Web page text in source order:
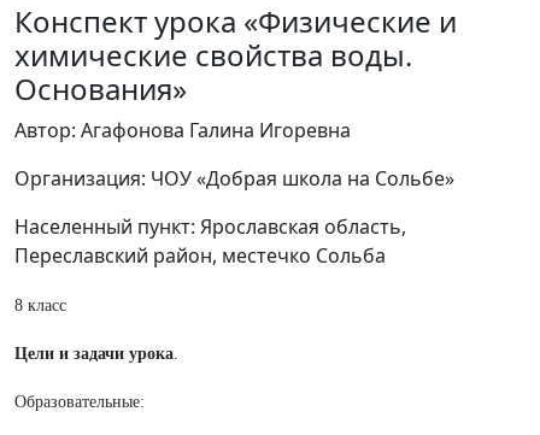
Конспект урока «Физические и
химические свойства воды.
Основания»
Автор: Агафонова Галина Игоревна
Организация: ЧОУ «Добрая школа на Сольбе»
Населенный пункт: Ярославская область,
Переславский район, местечко Сольба
8 класс
Цели и задачи урока.
Образовательные: